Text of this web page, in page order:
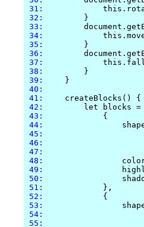
31:
32:
33:
34:
35:
36:
37:
38:
39:
40:
41:
42:
43:
44:
45:
46:
47:
48:
49:
50:
51:
52:
53:
54:
55: